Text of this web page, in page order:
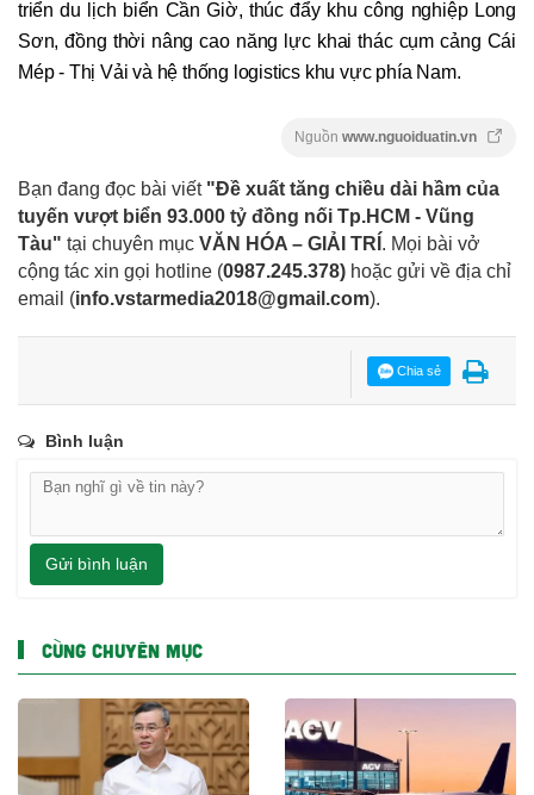
triển du lịch biển Cần Giờ, thúc đẩy khu công nghiệp Long
Sơn, đồng thời nâng cao năng lực khai thác cụm cảng Cái
Mép - Thị Vải và hệ thống logistics khu vực phía Nam.
Nguồn www.nguoiduatin.vn
Bạn đang đọc bài viết "Đề xuất tăng chiều dài hầm của
tuyến vượt biển 93.000 tỷ đồng nối Tp.HCM - Vũng
Tàu" tại chuyên mục VĂN HÓA – GIẢI TRÍ . Mọi bài vở
cộng tác xin gọi hotline (0987.245.378) hoặc gửi về địa chỉ
email (info.vstarmedia2018@gmail.com).
Chia sẻ
Bình luận
Gửi bình luận
CÙNG CHUYÊN MỤC